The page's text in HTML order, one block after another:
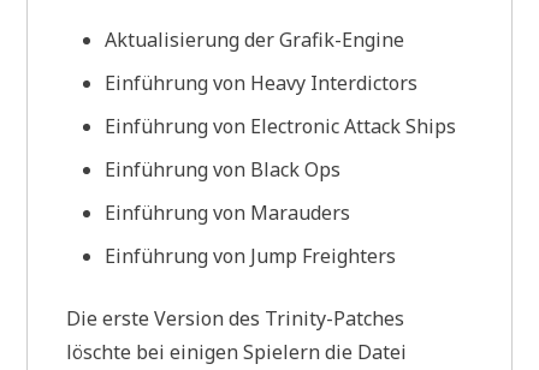
Aktualisierung der Grafik-Engine
Einführung von Heavy Interdictors
Einführung von Electronic Attack Ships
Einführung von Black Ops
Einführung von Marauders
Einführung von Jump Freighters
Die erste Version des Trinity-Patches
löschte bei einigen Spielern die Datei